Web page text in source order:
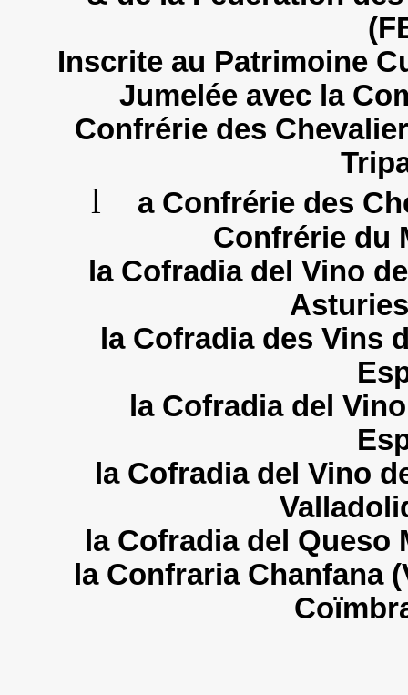
Inscrite au Patrimoine
Jumelée avec la
Confrérie des
l
a Confrérie des
Confrérie du
la Cofradia del Vino
la Cofradia des Vins
la Cofradia del
la Cofradia del Vino
la Cofradia del Queso
la Confraria Chanfana